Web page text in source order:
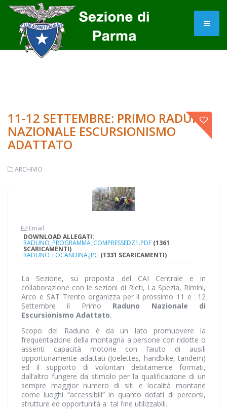
11-12 SETTEMBRE: PRIMO RADUNO
NAZIONALE ESCURSIONISMO
ADATTATO
ARCHIVIO
Email
DOWNLOAD ALLEGATI:
RADUNO_PROGRAMMA_COMPRESSEDZ1.PDF (1361
SCARICAMENTI)
RADUNO_LOCANDINA.JPG (1331 SCARICAMENTI)
La Sezione, su proposta del CAI Centrale e in
collaborazione con le sezioni di Rieti, La Spezia, Rimini,
Arco e SAT Trento organizza per il prossimo 11 e 12
Settembre il Primo Raduno Nazionale di
Escursionismo Adattato.
Scopo del Raduno è da un lato promuovere la
frequentazione della montagna a persone con ridotte o
assenti capacità motorie con l’aiuto di ausili
opportunamente adattati (Joelettes, handbike, tandem)
ed il supporto di volontari debitamente formati,
dall’altro fungere da stimolo per la qualificazione di un
sempre maggior numero di siti e località montane
come luoghi “accessibili” in quanto dotati di percorsi,
strutture ed opportunità a tal fine utilizzabili.